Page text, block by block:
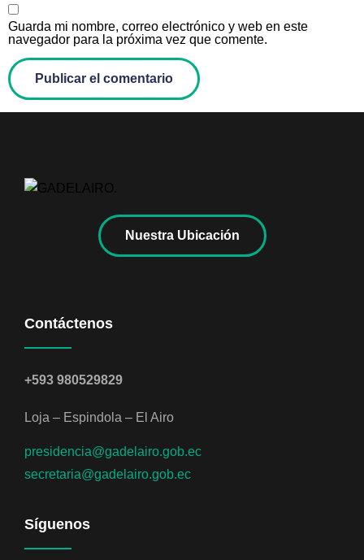
Guarda mi nombre, correo electrónico y web en este
navegador para la próxima vez que comente.
Nuestra Ubicación
Contáctenos
+593 980529829
Loja – Espindola – El Airo
presidencia@gadelairo.gob.ec
secretaria@gadelairo.gob.ec
Síguenos